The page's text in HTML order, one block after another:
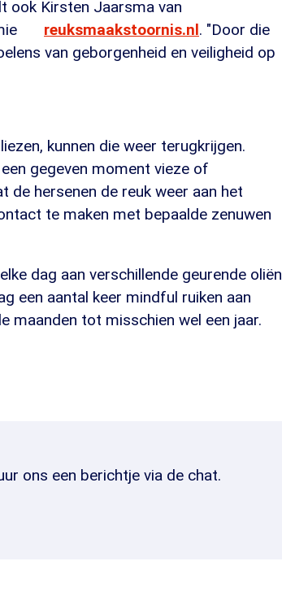
ook Kirsten Jaarsma van
reuksmaakstoornis.nl. "Door die
van geborgenheid en veiligheid op
kunnen die weer terugkrijgen.
gegeven moment vieze of
de hersenen de reuk weer aan het
te maken met bepaalde zenuwen
dag aan verschillende geurende oliën
een aantal keer mindful ruiken aan
maanden tot misschien wel een jaar.
ons een berichtje via de chat.